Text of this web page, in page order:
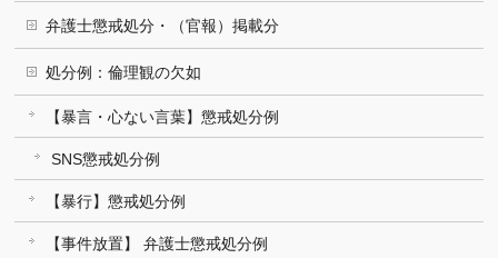
弁護士懲戒処分・（官報）掲載分
処分例：倫理観の欠如
【暴言・心ない言葉】懲戒処分例
SNS懲戒処分例
【暴行】懲戒処分例
【事件放置】 弁護士懲戒処分例